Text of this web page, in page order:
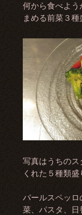
何から食べよ
まめる前菜３
写真はうちの
くれた５種類
バールスペッ
菜、パスタ、日